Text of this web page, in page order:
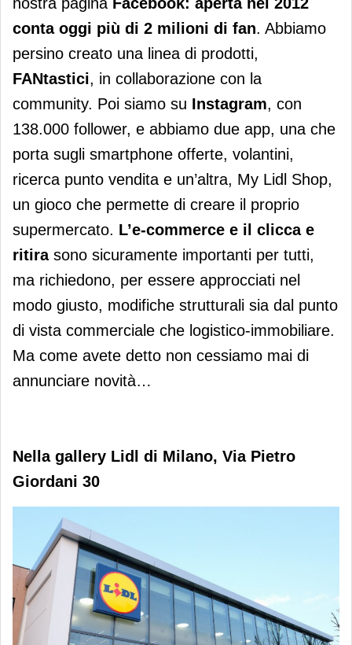
conta oggi più di 2 milioni di fan. Abbiamo
persino creato una linea di prodotti,
FANtastici, in collaborazione con la
community. Poi siamo su Instagram, con
138.000 follower, e abbiamo due app, una che
porta sugli smartphone offerte, volantini,
ricerca punto vendita e un’altra, My Lidl Shop,
un gioco che permette di creare il proprio
supermercato. L’e-commerce e il clicca e
ritira sono sicuramente importanti per tutti,
ma richiedono, per essere approcciati nel
modo giusto, modifiche strutturali sia dal punto
di vista commerciale che logistico-immobiliare.
Ma come avete detto non cessiamo mai di
annunciare novità…
Nella gallery Lidl di Milano, Via Pietro
Giordani 30